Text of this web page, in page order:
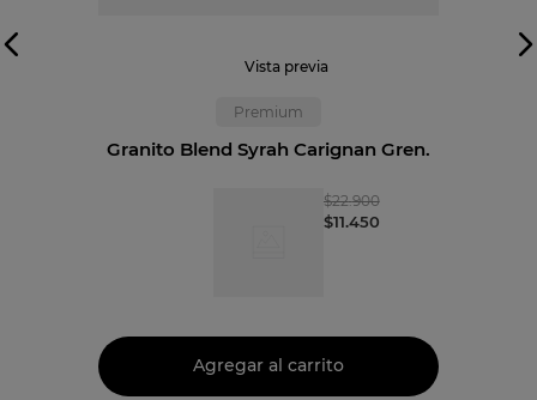
Vista previa
Premium
Granito Blend Syrah Carignan Gren.
$22.900
$11.450
Agregar al carrito